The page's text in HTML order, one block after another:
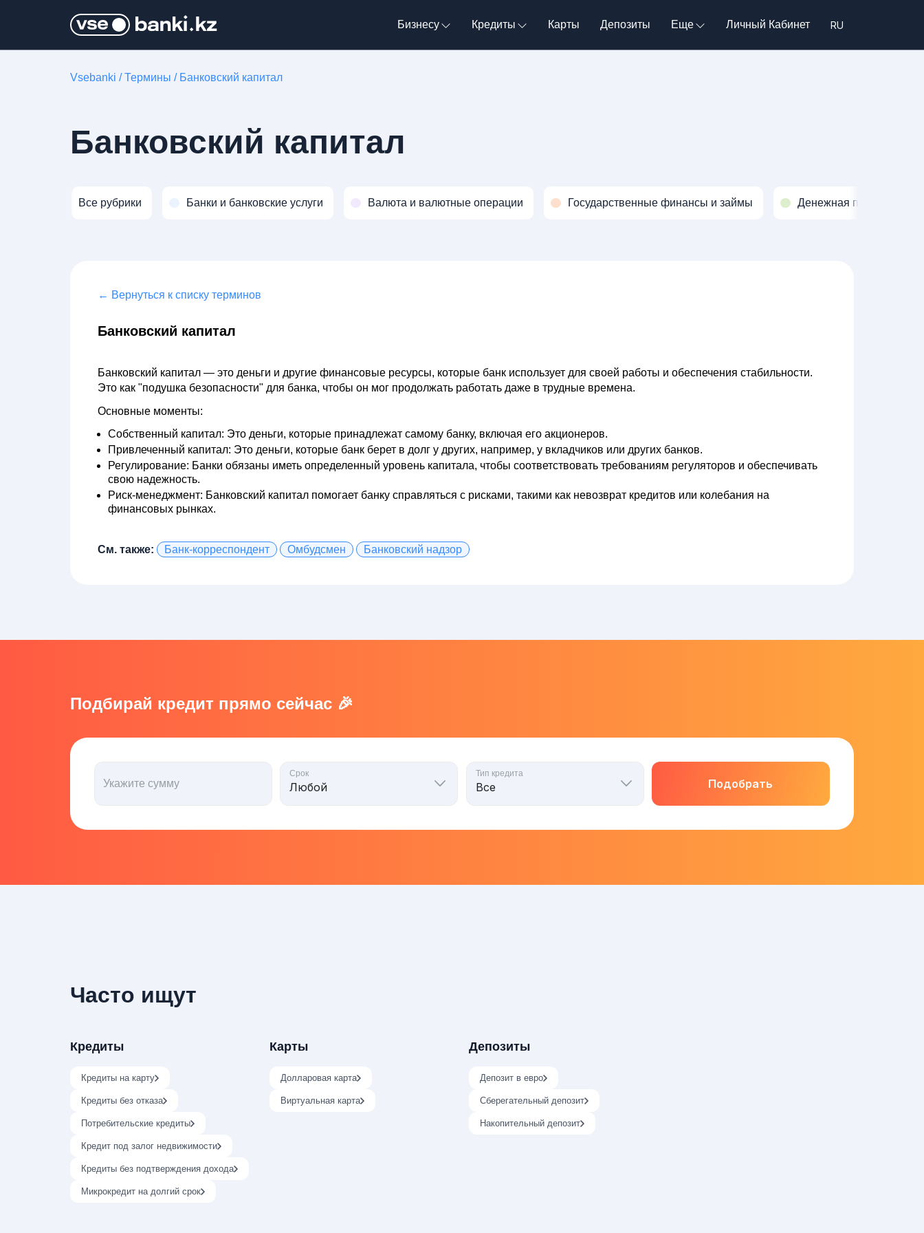
Бизнесу Кредиты Карты Депозиты Еще Личный Кабинет
Vsebanki /Термины / Банковский капитал
Банковский капитал
Все рубрики Банки и банковские услуги Валюта и валютные операции Государственные финансы и займы Денежная политика и
← Вернуться к списку терминов
Банковский капитал
Банковский капитал — это деньги и другие финансовые ресурсы, которые банк использует для своей работы и обеспечения стабильности.
Это как "подушка безопасности" для банка, чтобы он мог продолжать работать даже в трудные времена.
Основные моменты:
Собственный капитал: Это деньги, которые принадлежат самому банку, включая его акционеров.
Привлеченный капитал: Это деньги, которые банк берет в долг у других, например, у вкладчиков или других банков.
Регулирование: Банки обязаны иметь определенный уровень капитала, чтобы соответствовать требованиям регуляторов и обеспечивать
свою надежность.
Риск-менеджмент: Банковский капитал помогает банку справляться с рисками, такими как невозврат кредитов или колебания на
финансовых рынках.
См. также: Банк-корреспондент Омбудсмен Банковский надзор
Подбирай кредит прямо сейчас 🎉
Укажите сумму
Срок Тип кредита
Подобрать
Часто ищут
Кредиты
Кредиты на карту
Кредиты без отказа
Потребительские кредиты
Кредит под залог недвижимости
Кредиты без подтверждения дохода
Микрокредит на долгий срок
Карты
Долларовая карта
Виртуальная карта
Депозиты
Депозит в евро
Сберегательный депозит
Накопительный депозит